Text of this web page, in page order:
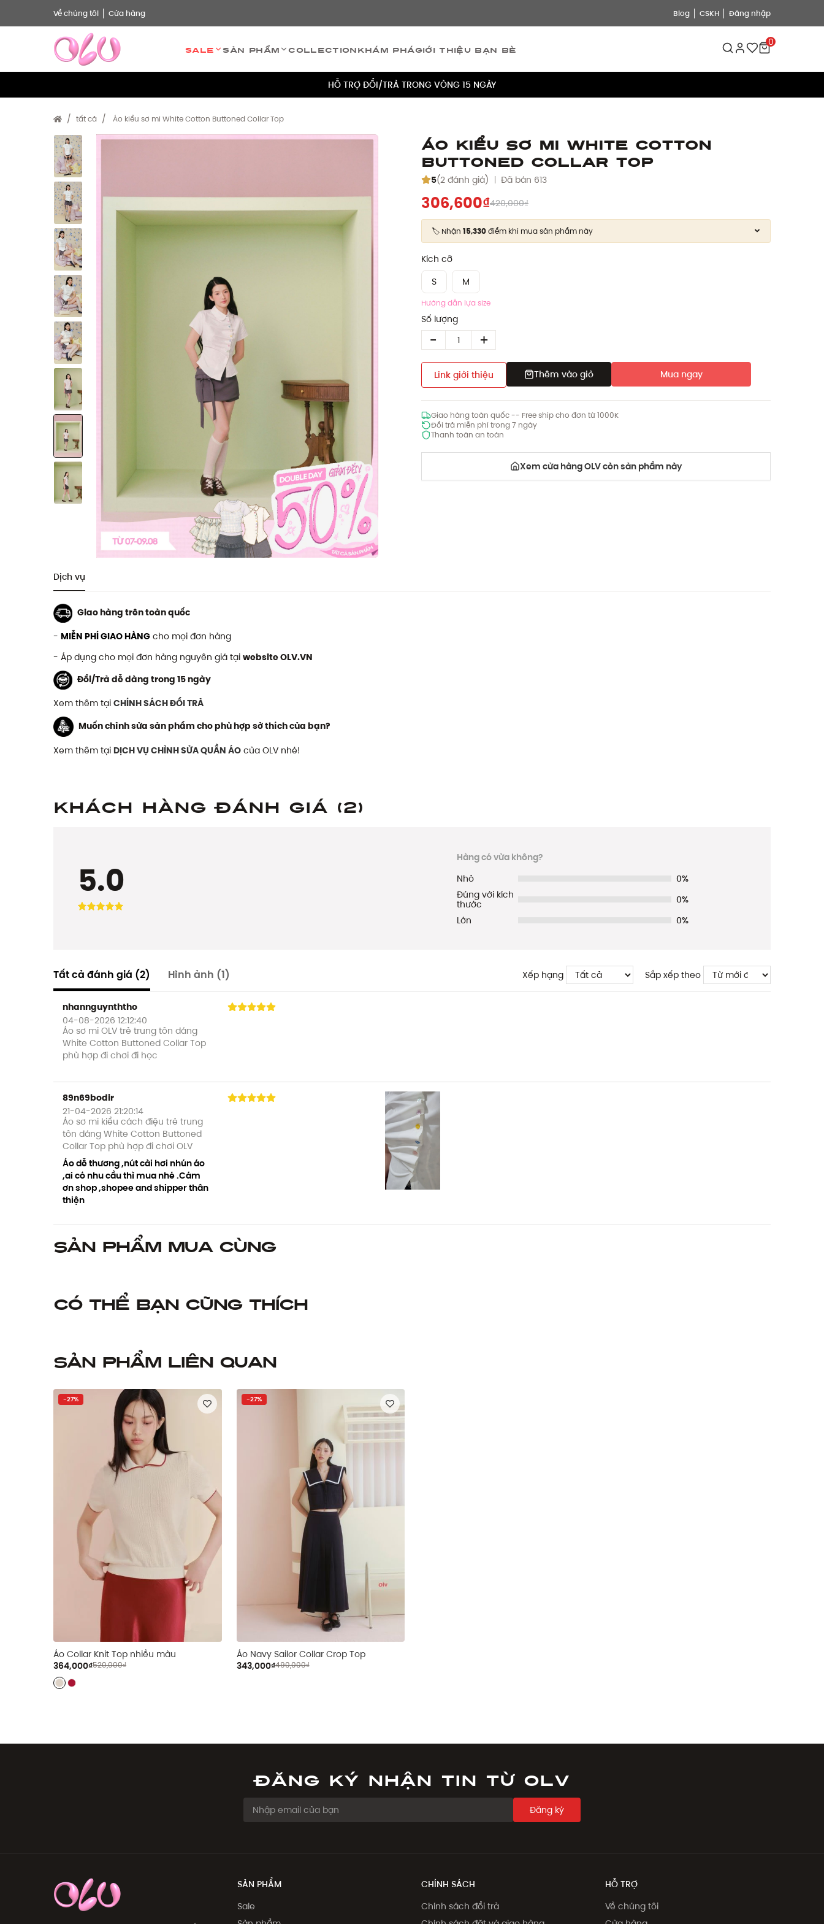
Về chúng tôi Cửa hàng Blog CSKH Đăng nhập
Sale Sản phẩm Collection Khám phá Giới thiệu bạn bè
0
HỖ TRỢ ĐỔI/TRẢ TRONG VÒNG 15 NGÀY
MIỄN PHÍ VẬN CHUYỂN CHO MỌI ĐƠN HÀNG
HỖ TRỢ ĐỔI/TRẢ TRONG VÒNG 15 NGÀY
TÍCH ĐIỂM 5% CHO MỌI ĐƠN HÀNG
tất cả Áo kiểu sơ mi White Cotton Buttoned Collar Top
Áo kiểu sơ mi White Cotton
Buttoned Collar Top
5(2 đánh giá) Đã bán 613
306,600₫420,000₫
🏷️ Nhận 15,330điểm khi mua sản phẩm này
Kích cỡ
S
M
Hướng dẫn lựa size
Số lượng
Link giới thiệu Thêm vào giỏ Mua ngay
Giao hàng toàn quốc -- Free ship cho đơn từ 1000K
Đổi trả miễn phí trong 7 ngày
Thanh toán an toàn
Xem cửa hàng OLV còn sản phẩm này
Dịch vụ
Giao hàng trên toàn quốc
- MIỄN PHÍ GIAO HÀNG cho mọi đơn hàng
- Áp dụng cho mọi đơn hàng nguyên giá tại website OLV.VN
Đổi/Trả dễ dàng trong 15 ngày
Xem thêm tại CHÍNH SÁCH ĐỔI TRẢ
Muốn chỉnh sửa sản phẩm cho phù hợp sở thích của bạn?
Xem thêm tại DỊCH VỤ CHỈNH SỬA QUẦN ÁO của OLV nhé!
Khách hàng đánh giá (2)
5.0
Hàng có vừa không?
Nhỏ
0%
Đúng với kích
thước
0%
Lớn
0%
Tất cả đánh giá (2) Hình ảnh (1) Xếp hạng Sắp xếp theo
nhannguynththo
04-08-2026 12:12:40
Áo sơ mi OLV trẻ trung tôn dáng
White Cotton Buttoned Collar Top
phù hợp đi chơi đi học
89n69bodir
21-04-2026 21:20:14
Áo sơ mi kiểu cách điệu trẻ trung
tôn dáng White Cotton Buttoned
Collar Top phù hợp đi chơi OLV
Áo dễ thương ,nút cài hơi nhún áo
,ai có nhu cầu thì mua nhé .Cám
ơn shop ,shopee and shipper thân
thiện
Sản phẩm mua cùng
Có thể bạn cũng thích
Sản phẩm liên quan
-27%
Áo Collar Knit Top nhiều màu
364,000₫520,000₫
-27%
Áo Navy Sailor Collar Crop Top
343,000₫490,000₫
Đăng ký nhận tin từ OLV
Đăng ký
SẢN PHẨM
Sale
CHÍNH SÁCH
Chính sách đổi trả
HỖ TRỢ
Về chúng tôi